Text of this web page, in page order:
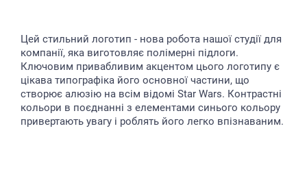
Цей стильний логотип - нова робота нашої студії для
компанії, яка виготовляє полімерні підлоги.
Ключовим привабливим акцентом цього логотипу є
цікава типографіка його основної частини, що
створює алюзію на всім відомі Star Wars. Контрастні
кольори в поєднанні з елементами синього кольору
привертають увагу і роблять його легко впізнаваним.